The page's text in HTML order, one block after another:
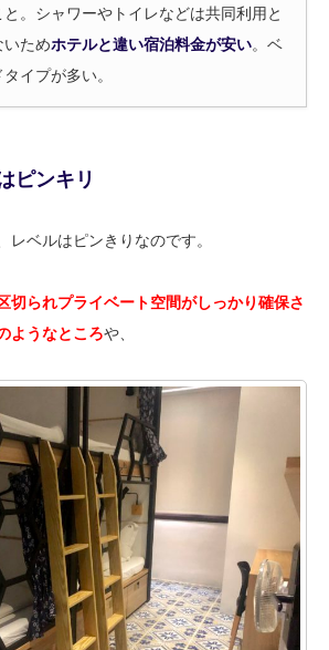
と。シャワーやトイレなどは共同利用と
いためホテルと違い宿泊料金が安い。ベ
イプが多い。
ピンキリ
レベルはピンきりなのです。
切られプライベート空間がしっかり確保さ
ようなところや、